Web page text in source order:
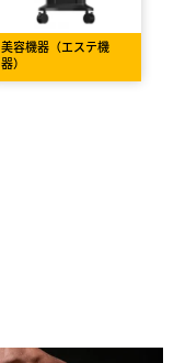
美容機器（エステ機
器）